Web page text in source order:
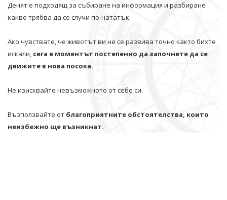
Денят е подходящ за събиране на информация и разбиране
какво трябва да се случи по-нататък.
Ако чувствате, че животът ви не се развива точно както бихте
искали, сега е моментът постепенно да започнете да се
движите в нова посока.
Не изисквайте невъзможното от себе си.
Възползвайте от благоприятните обстоятелства, които
неизбежно ще възникнат.